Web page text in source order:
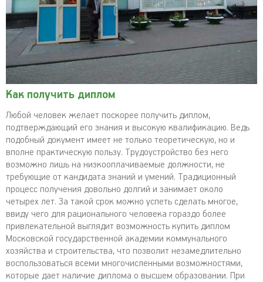
Как получить диплом
Любой человек желает поскорее получить диплом,
подтверждающий его знания и высокую квалификацию. Ведь
подобный документ имеет не только теоретическую, но и
вполне практическую пользу. Трудоустройство без него
возможно лишь на низкооплачиваемые должности, не
требующие от кандидата знаний и умений. Традиционный
процесс получения довольно долгий и занимает около
четырех лет. За такой срок можно успеть сделать многое,
ввиду чего для рационального человека гораздо более
привлекательной выглядит возможность купить диплом
Московской государственной академии коммунального
хозяйства и строительства, что позволит незамедлительно
воспользоваться всеми многочисленными возможностями,
которые дает наличие диплома о высшем образовании. При